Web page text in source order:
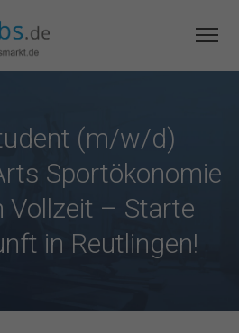
(m/w/d)
Sportökonomie
Vollzeit – Starte
in Reutlingen!